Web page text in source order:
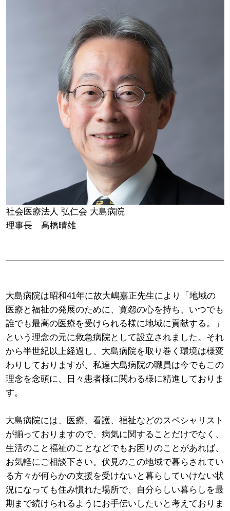
社会医療法人 弘仁会 大島病院
理事長 髙橋晴雄
大島病院は昭和41年に故大嶋嘉正先生により「地域の
医療と福祉の発展のために、寛怨の心を持ち、いつでも
誰でも最高の医療を受けられる様に地域に貢献する。」
という理念の元に救急病院として設立されました。それ
から半世紀以上経過し、大島病院を取り巻く環境は様変
わりしておりますが、私達大島病院の職員は今でもこの
理念を念頭に、日々患者様に関わる様に精進しておりま
す。
大島病院には、医療、看護、福祉などのスペシャリスト
が揃っておりますので、病気に関することだけでなく、
生活のこと福祉のことなどでもお困りのことがあれば、
お気軽にご相談下さい。伏見のこの地域で暮らされてい
る方々が何らかの支援を受けないと暮らしていけない状
況になっても住み慣れた場所で、自分らしい暮らしを最
期まで続けられるようにお手伝いしたいと考えておりま